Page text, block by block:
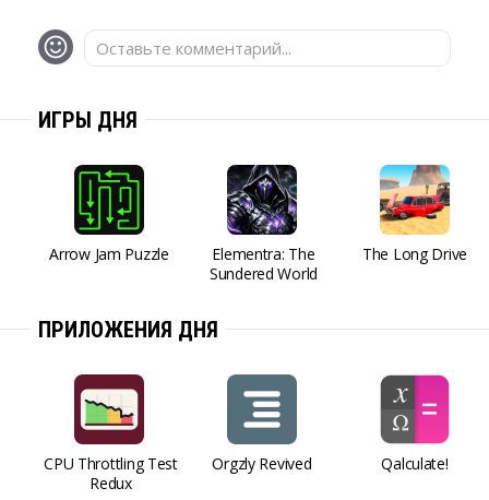
Оставьте комментарий...
ИГРЫ ДНЯ
Arrow Jam Puzzle
Elementra: The
Sundered World
The Long Drive
ПРИЛОЖЕНИЯ ДНЯ
CPU Throttling Test
Redux
Orgzly Revived Qalculate!